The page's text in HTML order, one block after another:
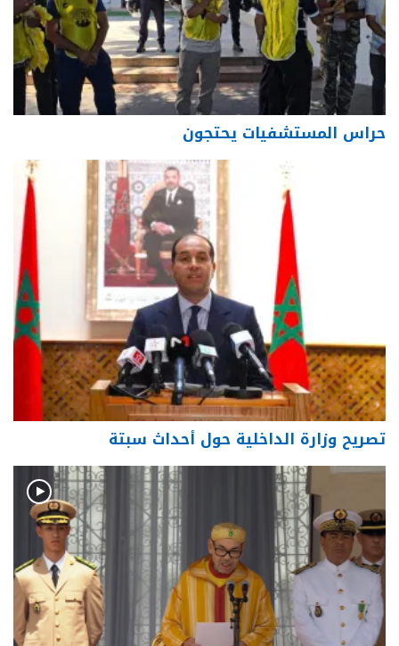
حراس المستشفيات يحتجون
تصريح وزارة الداخلية حول أحداث سبتة